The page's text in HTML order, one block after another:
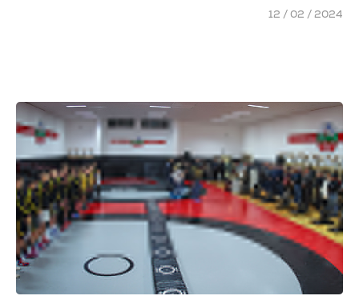
12 / 02 / 2024